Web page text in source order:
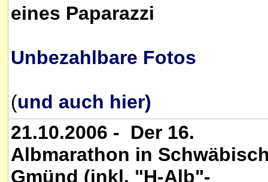
eines Paparazzi
Unbezahlbare Fotos
(und auch hier)
21.10.2006 - Der 16.
Albmarathon in
Gmünd (inkl. "H-Alb"-